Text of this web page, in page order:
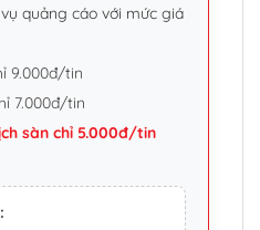
quảng cáo với mức giá
9.000đ/tin
7.000đ/tin
sàn chỉ 5.000đ/tin